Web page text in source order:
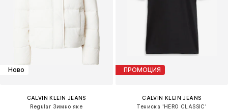
Ново
CALVIN KLEIN JEANS
Regular Зимно яке
ПРОМОЦИЯ
CALVIN KLEIN JEANS
Тениска 'HERO CLASSIC'